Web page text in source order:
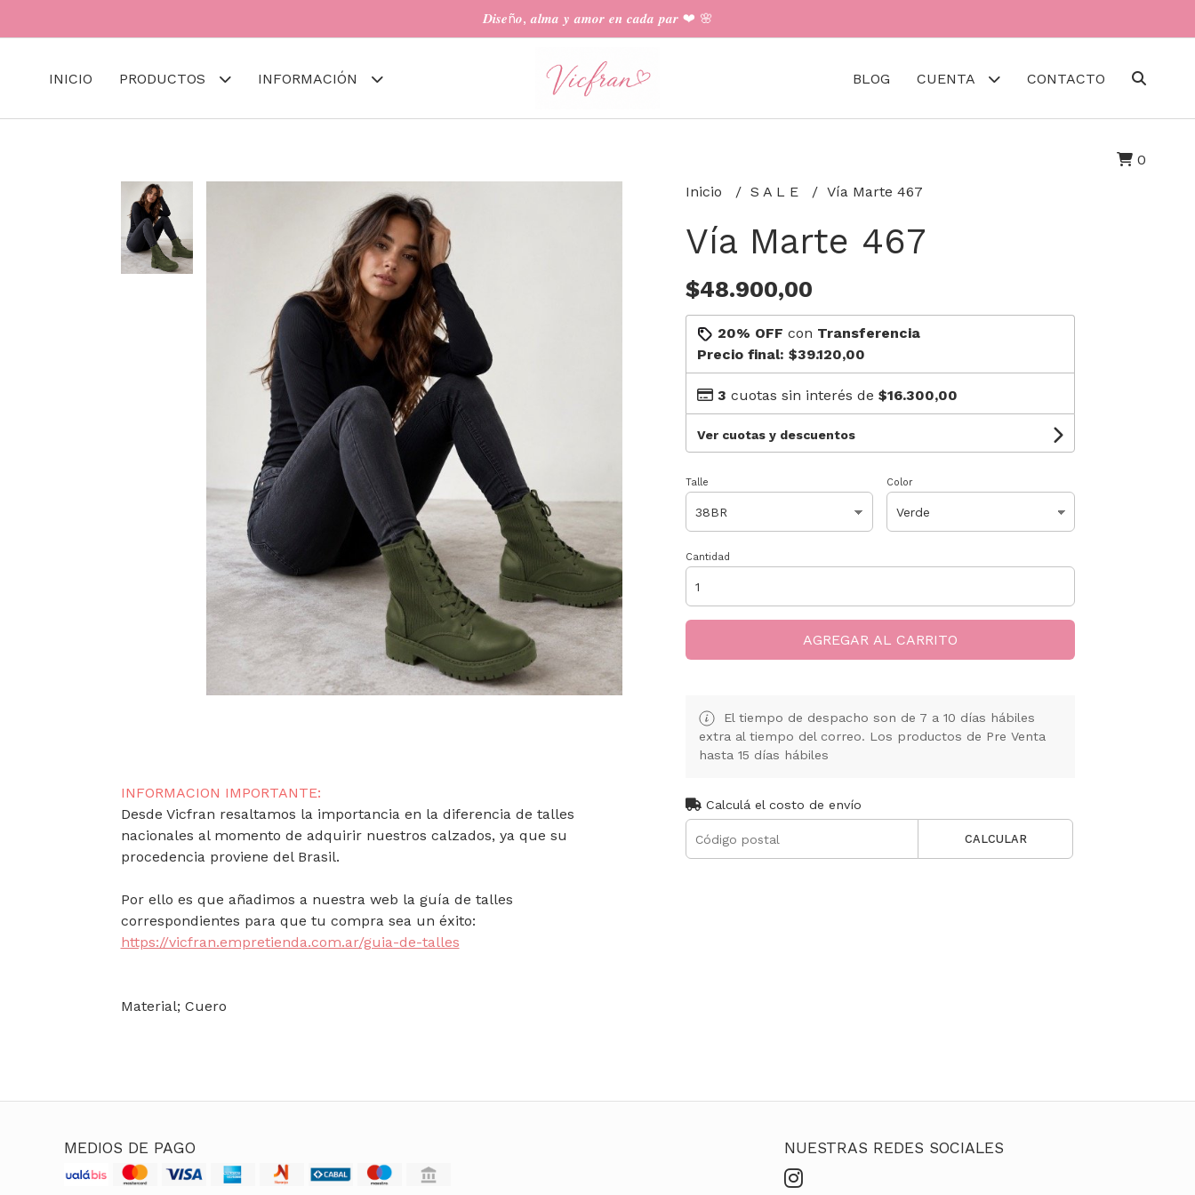
𝑫𝒊𝒔𝒆ñ𝒐, 𝒂𝒍𝒎𝒂 𝒚 𝒂𝒎𝒐𝒓 𝒆𝒏 𝒄𝒂𝒅𝒂 𝒑𝒂𝒓 ❤︎ 🌸
INICIO PRODUCTOS INFORMACIÓN BLOG CUENTA CONTACTO
0
INFORMACION IMPORTANTE:
Desde Vicfran resaltamos la importancia en la diferencia de talles
nacionales al momento de adquirir nuestros calzados, ya que su
procedencia proviene del Brasil.
Por ello es que añadimos a nuestra web la guía de talles
correspondientes para que tu compra sea un éxito:
https://vicfran.empretienda.com.ar/guia-de-talles
Material; Cuero
Inicio S A L E Vía Marte 467
Vía Marte 467
$48.900,00
20% OFF con Transferencia
Precio final: $39.120,00
3 cuotas sin interés de $16.300,00
Ver cuotas y descuentos
Talle Color
Cantidad
AGREGAR AL CARRITO
El tiempo de despacho son de 7 a 10 días hábiles
extra al tiempo del correo. Los productos de Pre Venta
hasta 15 días hábiles
Calculá el costo de envío
CALCULAR
MEDIOS DE PAGO NUESTRAS REDES SOCIALES